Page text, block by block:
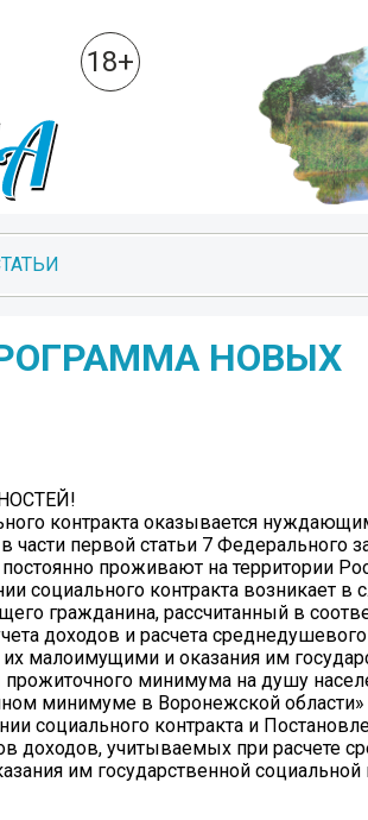
18+
НОВЫХ
контракта оказывается
первой статьи 7 Федерального
проживают на территории
социального контракта возникает в
гражданина, рассчитанный в
доходов и расчета
малоимущими и оказания им
минимума на душу
минимуме в Воронежской области»
социального контракта и
доходов, учитываемых при расчете
им государственной